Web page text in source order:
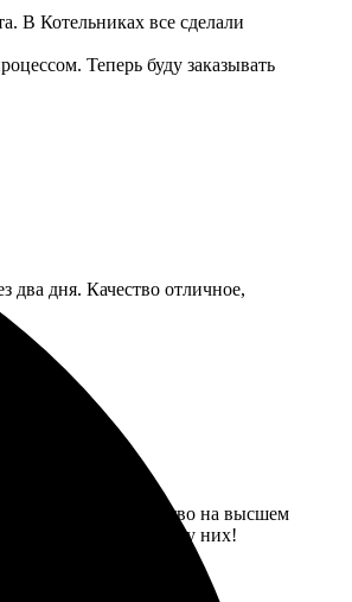
В Котельниках все сделали
Теперь буду заказывать
два дня. Качество отличное,
цвета, качество на высшем
заказывать только у них!